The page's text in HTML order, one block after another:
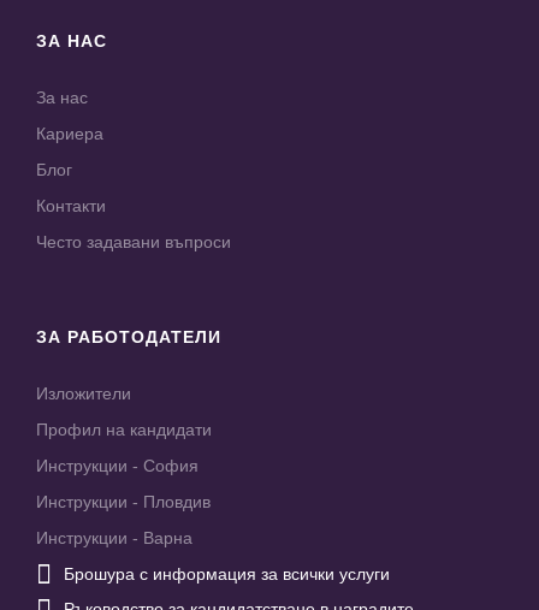
ЗА НАС
За нас
Кариера
Блог
Контакти
Често задавани въпроси
ЗА РАБОТОДАТЕЛИ
Изложители
Профил на кандидати
Инструкции - София
Инструкции - Пловдив
Инструкции - Варна
 Брошура с информация за всички услуги